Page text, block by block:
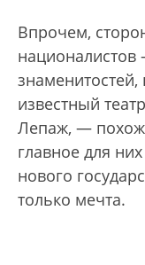
Впрочем,
известный
Лепаж, —
главное для
нового
только мечта.